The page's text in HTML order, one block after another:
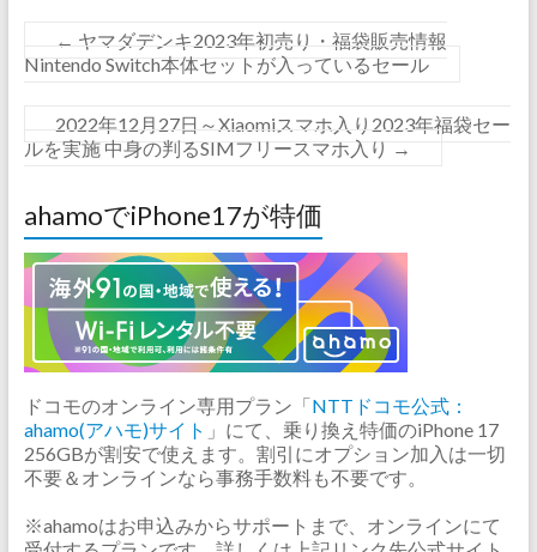
← ヤマダデンキ2023年初売り・福袋販売情報
Nintendo Switch本体セットが入っているセール
2022年12月27日～Xiaomiスマホ入り2023年福袋セー
ルを実施 中身の判るSIMフリースマホ入り →
ahamoでiPhone17が特価
ドコモのオンライン専用プラン「NTTドコモ公式：
ahamo(アハモ)サイト 」にて、乗り換え特価のiPhone 17
256GBが割安で使えます。割引にオプション加入は一切
不要＆オンラインなら事務手数料も不要です。
※ahamoはお申込みからサポートまで、オンラインにて